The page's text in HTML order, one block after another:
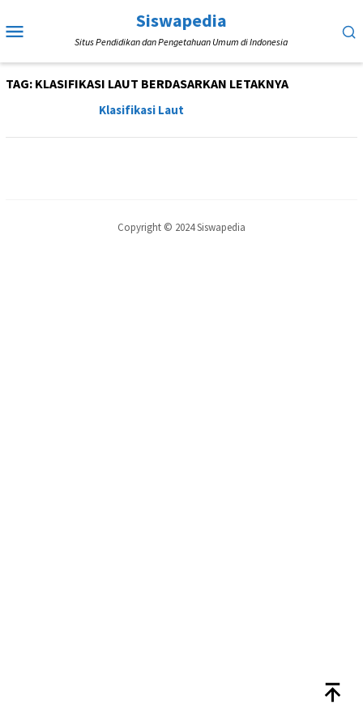
ke
Mobile
Siswapedia
Situs Pendidikan dan Pengetahuan Umum di Indonesia
TAG: KLASIFIKASI LAUT BERDASARKAN LETAKNYA
Klasifikasi Laut
Copyright © 2024 Siswapedia